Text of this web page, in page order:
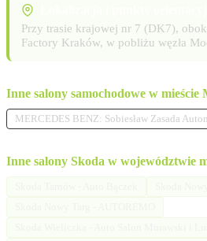
Przy trasie krajowej nr 7 (DK7),
Factory Kraków, w pobliżu węzła
Inne salony samochodowe w mieście
MERCEDES BENZ: Sobiesław Zasada
Inne salony Skoda w województwie